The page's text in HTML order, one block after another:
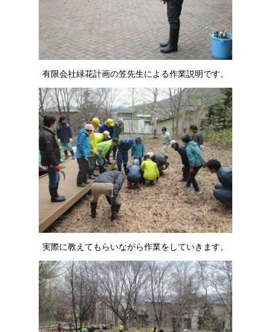
有限会社緑花計画の笠先生による作業説明です。
実際に教えてもらいながら作業をしていきます。